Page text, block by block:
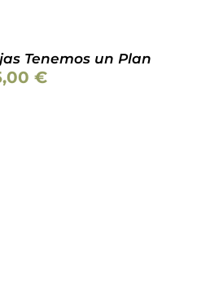
Tenemos un Plan
€